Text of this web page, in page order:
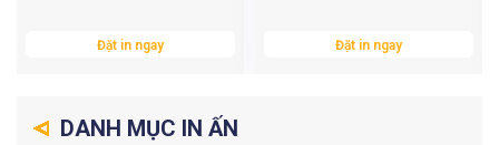
Đặt in ngay Đặt in ngay
DANH MỤC IN ẤN